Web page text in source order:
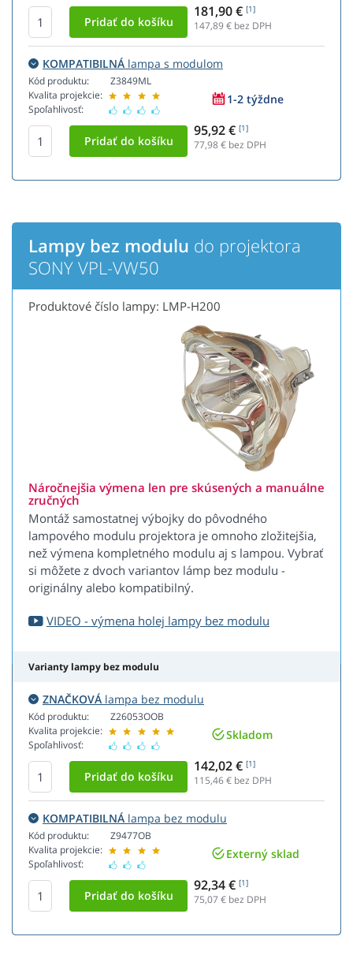
181,90 € [1]
147,89€ bez DPH
KOMPATIBILNÁ lampa s modulom
Kód produktu:
Kvalita projekcie:
Spoľahlivosť:
Z3849ML
1-2 týždne
95,92 € [1]
77,98€ bez DPH
Lampy bez modulu do projektora
SONY VPL-VW50
Produktové číslo lampy: LMP-H200
Náročnejšia výmena len pre skúsených a manuálne
zručných
Montáž samostatnej výbojky do pôvodného
lampového modulu projektora je omnoho zložitejšia,
než výmena kompletného modulu aj s lampou. Vybrať
si môžete z dvoch variantov lámp bez modulu -
originálny alebo kompatibilný.
VIDEO - výmena holej lampy bez modulu
Varianty lampy bez modulu
ZNAČKOVÁ lampa bez modulu
Kód produktu:
Kvalita projekcie:
Spoľahlivosť:
Z26053OOB
Skladom
142,02 € [1]
115,46€ bez DPH
KOMPATIBILNÁ lampa bez modulu
Kód produktu:
Kvalita projekcie:
Spoľahlivosť:
Z9477OB
Externý sklad
92,34 € [1]
75,07 € bez DPH